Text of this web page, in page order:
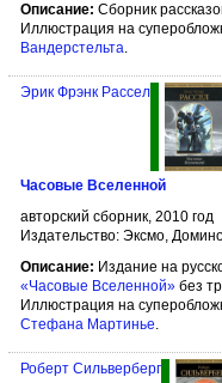
Описание: Сборник
Иллюстрация на
Вандерстельта.
Эрик Фрэнк Рассел
Часовые Вселенной
авторский сборник, 2010 год
Издательство: Эксмо,
Описание: Издание на
«Часовые Вселенной» без
Иллюстрация на
Стефана Мартинье.
Роберт Сильверберг